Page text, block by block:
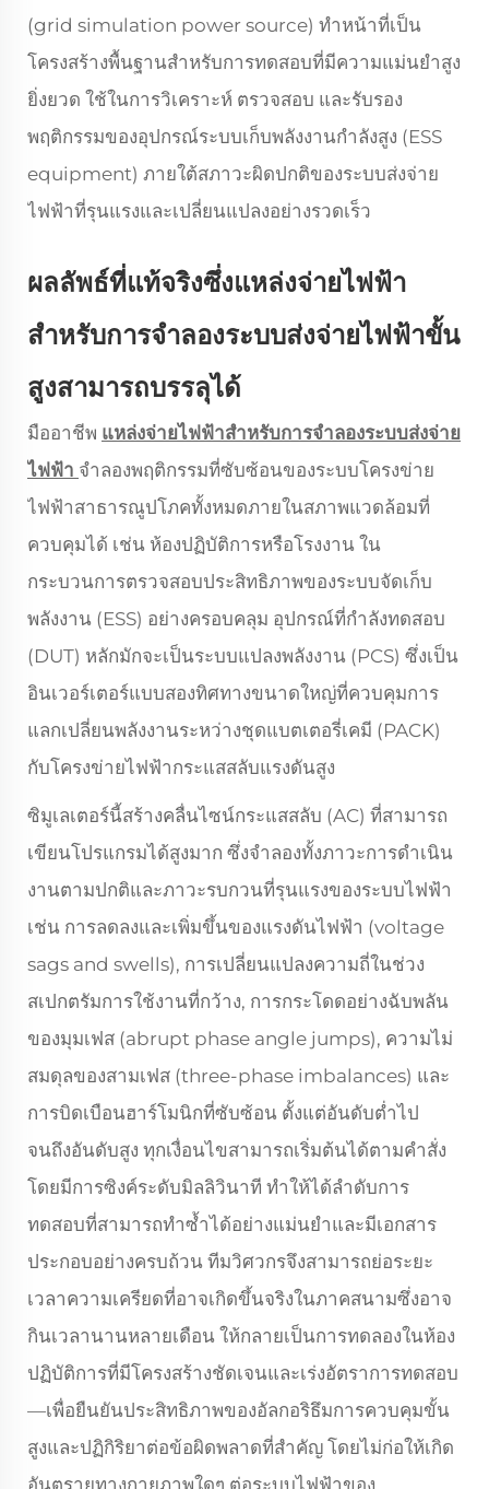
(grid simulation power source) ทำหน้าที่เป็น
โครงสร้างพื้นฐานสำหรับการทดสอบที่มีความแม่นยำสูง
ยิ่งยวด ใช้ในการวิเคราะห์ ตรวจสอบ และรับรอง
พฤติกรรมของอุปกรณ์ระบบเก็บพลังงานกำลังสูง (ESS
equipment) ภายใต้สภาวะผิดปกติของระบบส่งจ่าย
ไฟฟ้าที่รุนแรงและเปลี่ยนแปลงอย่างรวดเร็ว
ผลลัพธ์ที่แท้จริงซึ่งแหล่งจ่ายไฟฟ้า
สำหรับการจำลองระบบส่งจ่ายไฟฟ้าขั้น
สูงสามารถบรรลุได้
มืออาชีพ แหล่งจ่ายไฟฟ้าสำหรับการจำลองระบบส่งจ่าย
ไฟฟ้า จำลองพฤติกรรมที่ซับซ้อนของระบบโครงข่าย
ไฟฟ้าสาธารณูปโภคทั้งหมดภายในสภาพแวดล้อมที่
ควบคุมได้ เช่น ห้องปฏิบัติการหรือโรงงาน ใน
กระบวนการตรวจสอบประสิทธิภาพของระบบจัดเก็บ
พลังงาน (ESS) อย่างครอบคลุม อุปกรณ์ที่กำลังทดสอบ
(DUT) หลักมักจะเป็นระบบแปลงพลังงาน (PCS) ซึ่งเป็น
อินเวอร์เตอร์แบบสองทิศทางขนาดใหญ่ที่ควบคุมการ
แลกเปลี่ยนพลังงานระหว่างชุดแบตเตอรี่เคมี (PACK)
กับโครงข่ายไฟฟ้ากระแสสลับแรงดันสูง
ซิมูเลเตอร์นี้สร้างคลื่นไซน์กระแสสลับ (AC) ที่สามารถ
เขียนโปรแกรมได้สูงมาก ซึ่งจำลองทั้งภาวะการดำเนิน
งานตามปกติและภาวะรบกวนที่รุนแรงของระบบไฟฟ้า
เช่น การลดลงและเพิ่มขึ้นของแรงดันไฟฟ้า (voltage
sags and swells), การเปลี่ยนแปลงความถี่ในช่วง
สเปกตรัมการใช้งานที่กว้าง, การกระโดดอย่างฉับพลัน
ของมุมเฟส (abrupt phase angle jumps), ความไม่
สมดุลของสามเฟส (three-phase imbalances) และ
การบิดเบือนฮาร์โมนิกที่ซับซ้อน ตั้งแต่อันดับต่ำไป
จนถึงอันดับสูง ทุกเงื่อนไขสามารถเริ่มต้นได้ตามคำสั่ง
โดยมีการซิงค์ระดับมิลลิวินาที ทำให้ได้ลำดับการ
ทดสอบที่สามารถทำซ้ำได้อย่างแม่นยำและมีเอกสาร
ประกอบอย่างครบถ้วน ทีมวิศวกรจึงสามารถย่อระยะ
เวลาความเครียดที่อาจเกิดขึ้นจริงในภาคสนามซึ่งอาจ
กินเวลานานหลายเดือน ให้กลายเป็นการทดลองในห้อง
ปฏิบัติการที่มีโครงสร้างชัดเจนและเร่งอัตราการทดสอบ
—เพื่อยืนยันประสิทธิภาพของอัลกอริธึมการควบคุมขั้น
สูงและปฏิกิริยาต่อข้อผิดพลาดที่สำคัญ โดยไม่ก่อให้เกิด
อันตรายทางกายภาพใดๆ ต่อระบบไฟฟ้าของ